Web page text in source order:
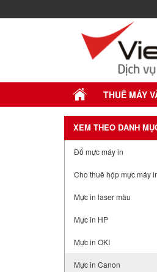
THUÊ MÁY
XEM THEO DANH
Đổ mực máy in
Cho thuê hộp mực máy
Mực in laser màu
Mực in HP
Mực in OKI
Mực in Canon